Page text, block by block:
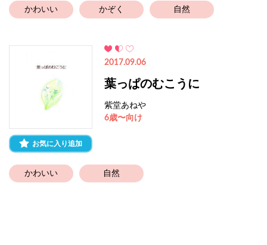
かわいい かぞく 自然
お気に入り追加
2017.09.06
葉っぱのむこうに
紫堂あねや
6歳〜向け
かわいい 自然